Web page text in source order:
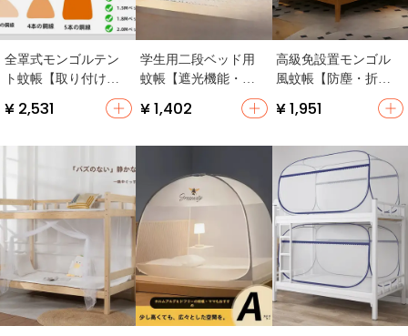
全罩式モンゴルテン
ト蚊帳【取り付け不
倒】
¥ 2,531
学生用二段ベッド用
蚊帳【遮光機能・フ
レーム不要・シング
ルベッド対応】
¥ 1,402
高級免設置モンゴル
風蚊帳【防塵・折り
ー】
¥ 1,951